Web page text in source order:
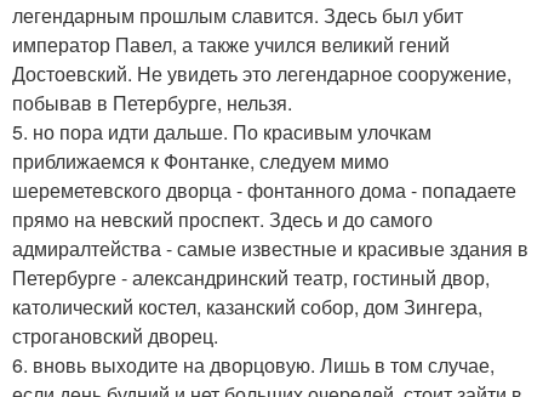
легендарным прошлым славится. Здесь был убит
император Павел, а также учился великий гений
Достоевский. Не увидеть это легендарное сооружение,
побывав в Петербурге, нельзя.
5. но пора идти дальше. По красивым улочкам
приближаемся к Фонтанке, следуем мимо
шереметевского дворца - фонтанного дома - попадаете
прямо на невский проспект. Здесь и до самого
адмиралтейства - самые известные и красивые здания в
Петербурге - александринский театр, гостиный двор,
католический костел, казанский собор, дом Зингера,
строгановский дворец.
6. вновь выходите на дворцовую. Лишь в том случае,